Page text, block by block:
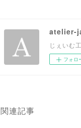
atelier-
じぇいむ
フォロ
関連記事